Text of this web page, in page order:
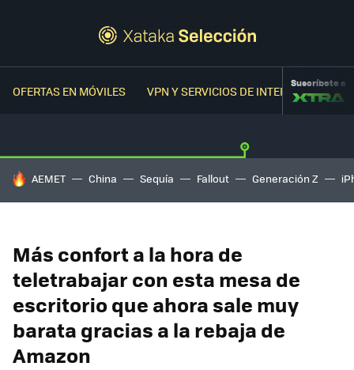
OFERTAS EN MÓVILES VPN Y SERVICIOS DE INTERNETSuscríbete a
HOY SE HABLA DE
AEMET China Sequía Fallout Generación Z
Más confort a la hora de
teletrabajar con esta mesa de
escritorio que ahora sale muy
barata gracias a la rebaja de
Amazon